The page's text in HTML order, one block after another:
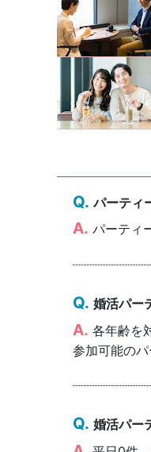
パーティ
パーティ
婚活パー
各年齢を
参加可能の
婚活パー